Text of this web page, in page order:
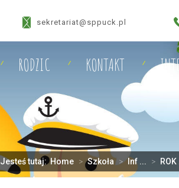
sekretariat@sppuck.pl
RODZIC KONTAKT
Jesteś tutaj:Home > Szkoła > Inf ... > ROK